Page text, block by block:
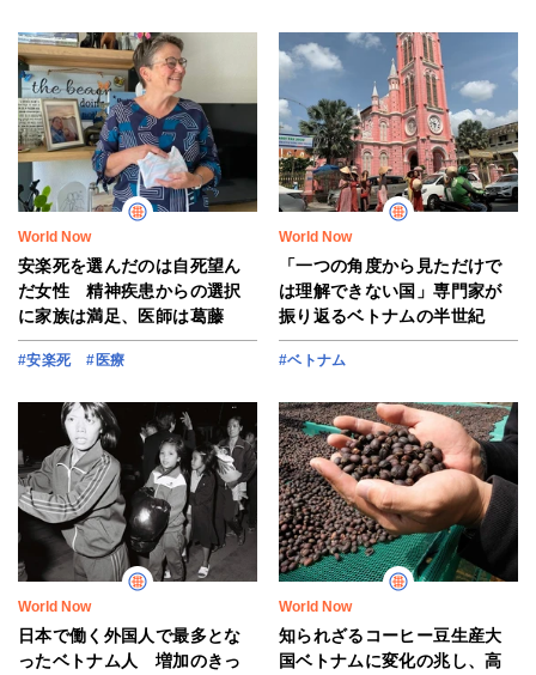
World Now
安楽死を選んだのは自死望ん
だ女性 精神疾患からの選択
に家族は満足、医師は葛藤
#安楽死 #医療
World Now
「一つの角度から見ただけで
は理解できない国」専門家が
振り返るベトナムの半世紀
#ベトナム
World Now
日本で働く外国人で最多とな
ったベトナム人 増加のきっ
World Now
知られざるコーヒー豆生産大
国ベトナムに変化の兆し、高